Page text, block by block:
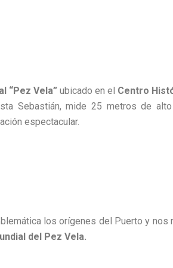
“Pez Vela” ubicado en el Centro
Sebastián, mide 25 metros de
espectacular.
los orígenes del Puerto y nos
del Pez Vela.